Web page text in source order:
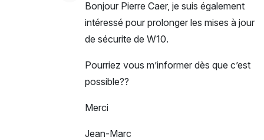
Bonjour Pierre Caer, je suis également
intéressé pour prolonger les mises à jour
de sécurite de W10.
Pourriez vous m’informer dès que c’est
possible??
Merci
Jean-Marc